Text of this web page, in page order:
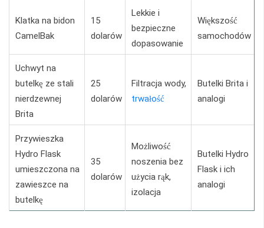
Klatka na bidon
CamelBak
15
dolarów
Lekkie i
bezpieczne
dopasowanie
Większość
samochodów
Uchwyt na
butelkę ze stali
nierdzewnej
Brita
25
dolarów
Filtracja wody,
trwałość
Butelki Brita i
analogi
Przywieszka
Hydro Flask
umieszczona na
zawieszce na
butelkę
35
dolarów
Możliwość
noszenia bez
użycia rąk,
izolacja
Butelki Hydro
Flask i ich
analogi